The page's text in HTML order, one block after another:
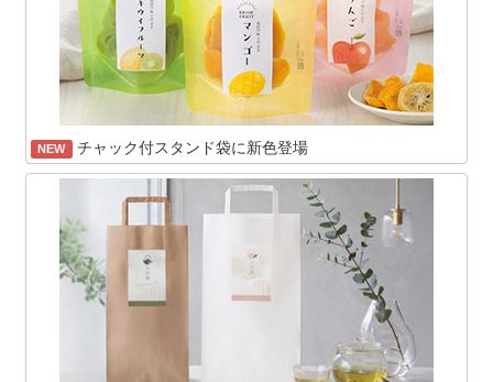
NEW チャック付スタンド袋に新色登場